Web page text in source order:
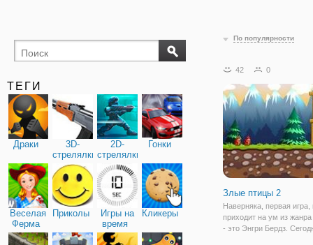
ТЕГИ
Драки
3D-
стрелялки
2D-
стрелялки
Гонки
Веселая
Ферма
Приколы
Игры на
время
Кликеры
По популярности
42 0
Злые птицы 2
Наверняка, первая игра,
приходит на ум из
- это Энгри Бердз.